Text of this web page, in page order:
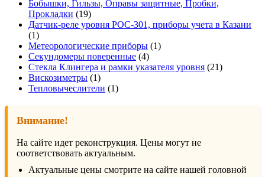
товаров
Бобышки, Гильзы, Оправы защитные, Пробки,
Прокладки
1919
товаров
Датчик-реле уровня РОС-301, приборы учета в Казани
11
товар
Метеорологические приборы 11
Секундомеры поверенные 44
товара
Стекла Клингера и рамки указателя уровня 2121
Вискозиметры 11
товар
Тепловычеслители 11
Внимание!
На сайте идет реконструкция. Цены могут не
соответствовать актуальным.
Актуальные цены смотрите на сайте нашей головной